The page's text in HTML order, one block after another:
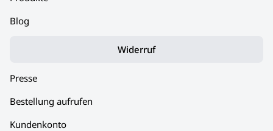
Blog
Widerruf
Presse
Bestellung aufrufen
Kundenkonto